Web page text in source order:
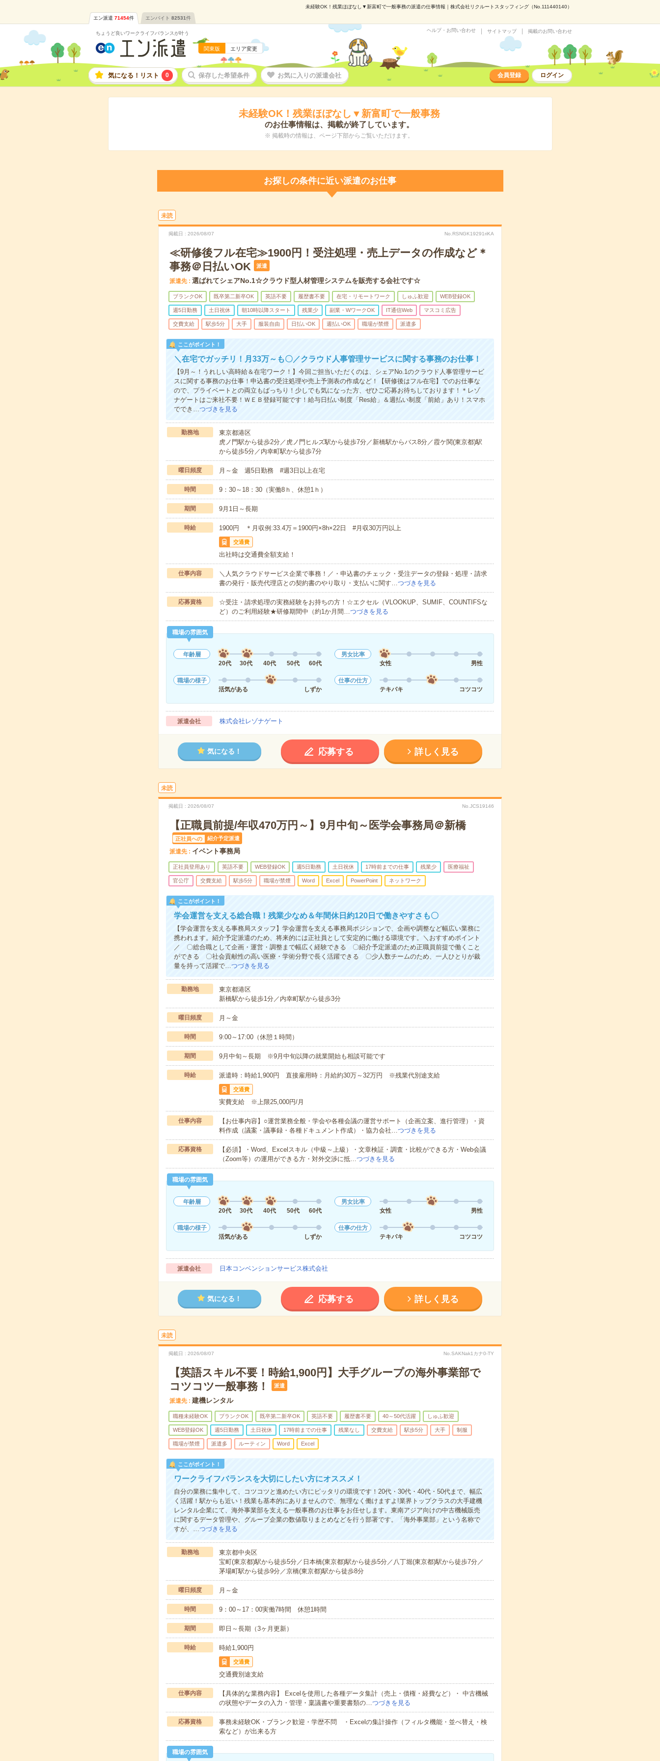
未経験OK！残業ほぼなし▼新富町で一般事務の派遣の仕事情報｜株式会社リクルートスタッフィング（No.111440140）
エン派遣 71454件 エンバイト 82531件
ちょうど良いワークライフバランスが叶う
関東版 エリア変更
ヘルプ・お問い合わせ サイトマップ 掲載のお問い合わせ
気になる！リスト 0 保存した希望条件 お気に入りの派遣会社 会員登録 ログイン
未経験OK！残業ほぼなし▼新富町で一般事務
のお仕事情報は、掲載が終了しています。
※ 掲載時の情報は、ページ下部からご覧いただけます。
お探しの条件に近い派遣のお仕事
未読
掲載日 2026/08/07 No.RSNGK19291riKA
≪研修後フル在宅≫1900円！受注処理・売上データの作成など＊
事務＠日払いOK
派遣
派遣先 選ばれてシェアNo.1☆クラウド型人材管理システムを販売する会社です☆
ブランクOK 既卒第二新卒OK 英語不要 履歴書不要 在宅・リモートワーク しゅふ歓迎 WEB登録OK
週5日勤務 土日祝休 朝10時以降スタート 残業少 副業・WワークOK IT通信Web マスコミ広告
交費支給 駅歩5分 大手 服装自由 日払いOK 週払いOK 職場が禁煙 派遣多
ここがポイント！
＼在宅でガッチリ！月33万～も〇／クラウド人事管理サービスに関する事務のお仕事！
【9月～！うれしい高時給＆在宅ワーク！】今回ご担当いただくのは、シェアNo.1のクラウド人事管理サービ
スに関する事務のお仕事！申込書の受注処理や売上予測表の作成など！【研修後はフル在宅】でのお仕事な
ので、プライベートとの両立もばっちり！少しでも気になった方、ぜひご応募お待ちしております！＊レゾ
ナゲートはご来社不要！ＷＥＢ登録可能です！給与日払い制度「Res給」＆週払い制度「前給」あり！スマホ
ででき…つづきを見る
勤務地
東京都港区
虎ノ門駅から徒歩2分／虎ノ門ヒルズ駅から徒歩7分／新橋駅からバス8分／霞ケ関(東京都)駅
から徒歩5分／内幸町駅から徒歩7分
曜日頻度 月～金 週5日勤務 #週3日以上在宅
時間 9：30～18：30（実働8ｈ、休憩1ｈ）
期間 9月1日～長期
時給 1900円 ＊月収例:33.4万＝1900円×8h×22日 #月収30万円以上
交通費
出社時は交通費全額支給！
仕事内容
＼人気クラウドサービス企業で事務！／・申込書のチェック・受注データの登録・処理・請求
書の発行・販売代理店との契約書のやり取り・支払いに関す…つづきを見る
応募資格
☆受注・請求処理の実務経験をお持ちの方！☆エクセル（VLOOKUP、SUMIF、COUNTIFSな
ど）のご利用経験★研修期間中（約1か月間…つづきを見る
職場の雰囲気
年齢層
20代
30代 40代 50代 60代
男女比率
女性
男性
職場の様子
活気がある
しずか
仕事の仕方
テキパキ
コツコツ
派遣会社 株式会社レゾナゲート
気になる！ 応募する 詳しく見る
未読
掲載日 2026/08/07 No.JCS19146
【正職員前提/年収470万円～】9月中旬～医学会事務局＠新橋
正社員への 紹介予定派遣
派遣先 イベント事務局
正社員登用あり 英語不要 WEB登録OK 週5日勤務 土日祝休 17時前までの仕事 残業少 医療福祉
官公庁 交費支給 駅歩5分 職場が禁煙 Word Excel PowerPoint ネットワーク
ここがポイント！
学会運営を支える総合職！残業少なめ＆年間休日約120日で働きやすさも〇
【学会運営を支える事務局スタッフ】学会運営を支える事務局ポジションで、企画や調整など幅広い業務に
携われます。紹介予定派遣のため、将来的には正社員として安定的に働ける環境です。＼おすすめポイント
／ 〇総合職として企画・運営・調整まで幅広く経験できる 〇紹介予定派遣のため正職員前提で働くこと
ができる 〇社会貢献性の高い医療・学術分野で長く活躍できる 〇少人数チームのため、一人ひとりが裁
量を持って活躍で…つづきを見る
勤務地
東京都港区
新橋駅から徒歩1分／内幸町駅から徒歩3分
曜日頻度 月～金
時間 9:00～17:00（休憩１時間）
期間 9月中旬～長期 ※9月中旬以降の就業開始も相談可能です
時給 派遣時：時給1,900円 直接雇用時：月給約30万～32万円 ※残業代別途支給
交通費
実費支給 ※上限25,000円/月
仕事内容
【お仕事内容】○運営業務全般・学会や各種会議の運営サポート（企画立案、進行管理）・資
料作成（議案・議事録・各種ドキュメント作成）・協力会社…つづきを見る
応募資格
【必須】・Word、Excelスキル（中級～上級）・文章検証・調査・比較ができる方・Web会議
（Zoom等）の運用ができる方・対外交渉に抵…つづきを見る
職場の雰囲気
年齢層
20代
30代 40代 50代 60代
男女比率
女性
男性
職場の様子
活気がある
しずか
仕事の仕方
テキパキ
コツコツ
派遣会社 日本コンベンションサービス株式会社
気になる！ 応募する 詳しく見る
未読
掲載日 2026/08/07 No.SAKNak1カナ0-TY
【英語スキル不要！時給1,900円】大手グループの海外事業部で
コツコツ一般事務！
派遣
派遣先 建機レンタル
職種未経験OK ブランクOK 既卒第二新卒OK 英語不要 履歴書不要 40～50代活躍 しゅふ歓迎
WEB登録OK 週5日勤務 土日祝休 17時前までの仕事 残業なし 交費支給 駅歩5分 大手 制服
職場が禁煙 派遣多 ルーティン Word Excel
ここがポイント！
ワークライフバランスを大切にしたい方にオススメ！
自分の業務に集中して、コツコツと進めたい方にピッタリの環境です！20代・30代・40代・50代まで、幅広
く活躍！駅からも近い！残業も基本的にありませんので、無理なく働けますよ!業界トップクラスの大手建機
レンタル企業にて、海外事業部を支える一般事務のお仕事をお任せします。東南アジア向けの中古機械販売
に関するデータ管理や、グループ企業の数値取りまとめなどを行う部署です。「海外事業部」という名称で
すが、…つづきを見る
勤務地
東京都中央区
宝町(東京都)駅から徒歩5分／日本橋(東京都)駅から徒歩5分／八丁堀(東京都)駅から徒歩7分／
茅場町駅から徒歩9分／京橋(東京都)駅から徒歩8分
曜日頻度 月～金
時間 9：00～17：00実働7時間 休憩1時間
期間 即日～長期（3ヶ月更新）
時給 時給1,900円
交通費
交通費別途支給
仕事内容
【具体的な業務内容】 Excelを使用した各種データ集計（売上・債権・経費など）・ 中古機械
の状態やデータの入力・管理・稟議書や重要書類の…つづきを見る
応募資格
事務未経験OK・ブランク歓迎・学歴不問 ・Excelの集計操作（フィルタ機能・並べ替え・検
索など）が出来る方
職場の雰囲気